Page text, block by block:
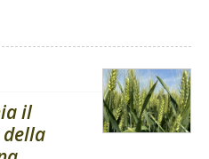
il